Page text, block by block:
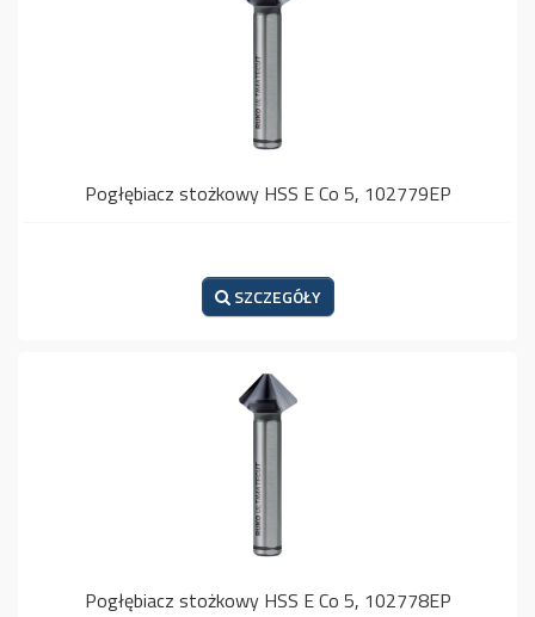
Pogłębiacz stożkowy HSS E Co 5, 102779EP
SZCZEGÓŁY
Pogłębiacz stożkowy HSS E Co 5, 102778EP